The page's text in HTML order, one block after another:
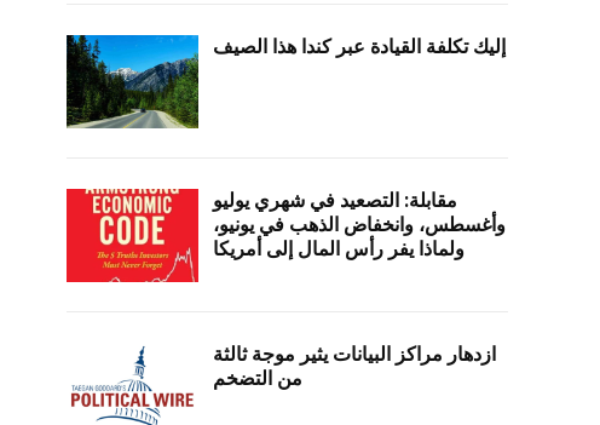
إليك تكلفة القيادة عبر كندا هذا الصيف
مقابلة: التصعيد في شهري يوليو
وأغسطس، وانخفاض الذهب في يونيو،
ولماذا يفر رأس المال إلى أمريكا
ازدهار مراكز البيانات يثير موجة ثالثة
من التضخم